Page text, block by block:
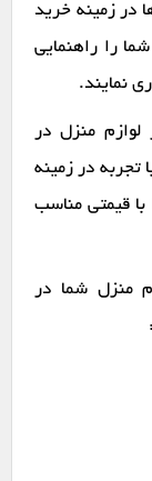
در زمینه خرید
را راهنمایی
نمایند.
منزل در
با تجربه در زمینه
با قیمتی مناسب
منزل شما در